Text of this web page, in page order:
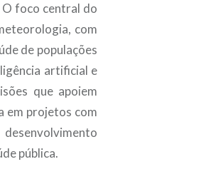
O foco central do
com
de populações
artificial e
que apoiem
em projetos com
pública.